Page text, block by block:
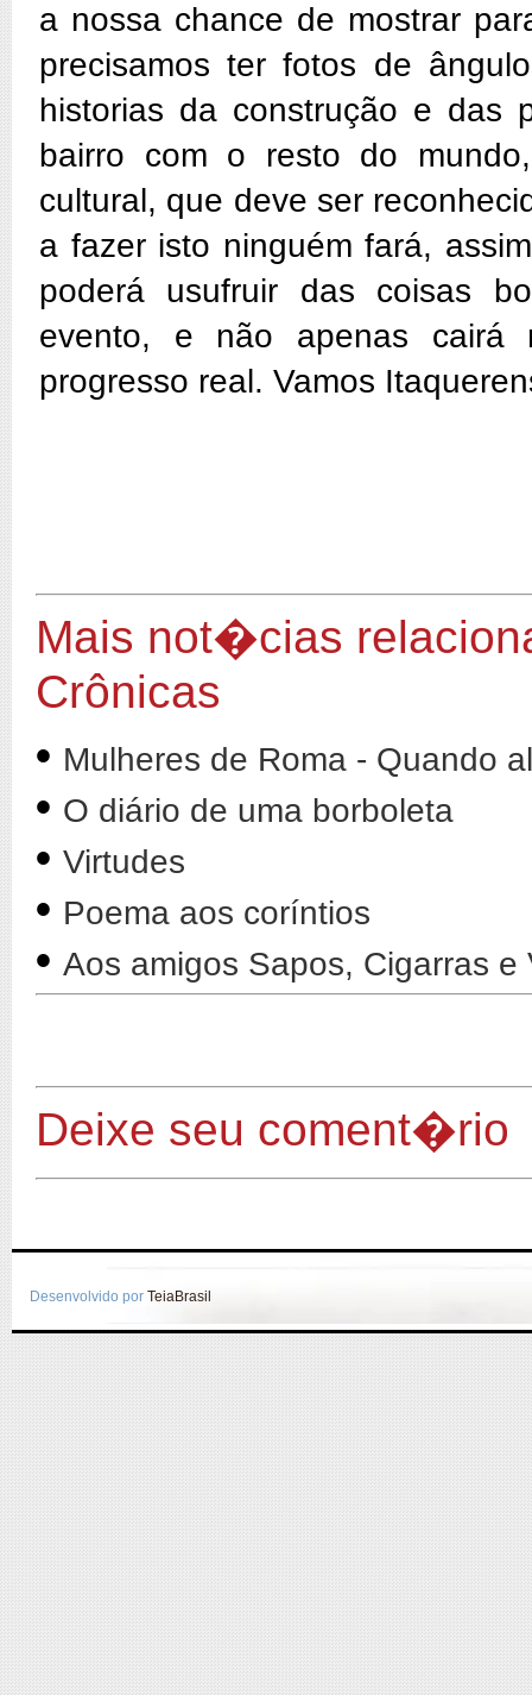
a nossa chance de mostrar
precisamos ter fotos de
historias da construção e das
bairro com o resto do
cultural, que deve ser
a fazer isto ninguém fará,
poderá usufruir das coisas
evento, e não apenas cairá
progresso real. Vamos
Mais not�cias
Crônicas
• Mulheres de Roma - Quando
• O diário de uma borboleta
• Virtudes
• Poema aos coríntios
• Aos amigos Sapos, Cigarras e
Deixe seu coment�rio
Desenvolvido por TeiaBrasil